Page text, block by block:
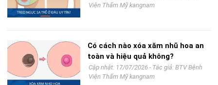
Viện Thẩm Mỹ kangnam
Có cách nào xóa xăm nhũ hoa an
toàn và hiệu quả không?
Cập nhật: 17/07/2026 - Tác giả: BTV Bệnh
Viện Thẩm Mỹ kangnam